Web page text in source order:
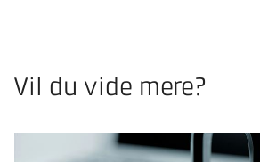
Vil du vide mere?